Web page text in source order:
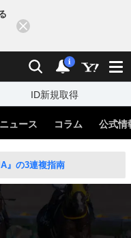
検索 通知
i
ID新規取得
ニュース コラム 公式情
』の3連複指南